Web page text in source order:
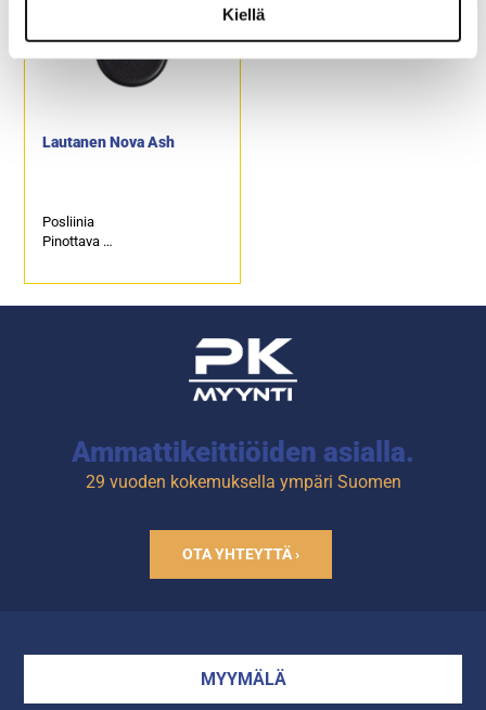
Kiellä
Lautanen Nova Ash
Posliinia
Pinottava
pestävä
Ammattikeittiöiden asialla.
29 vuoden kokemuksella ympäri Suomen
OTA YHTEYTTÄ ›
MYYMÄLÄ